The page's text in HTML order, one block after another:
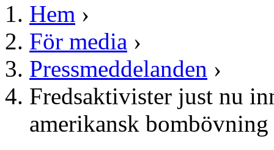
Hem ›
För media ›
Pressmeddelanden ›
Fredsaktivister just nu
amerikansk bombövning